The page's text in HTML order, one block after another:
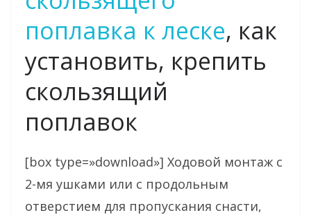
поплавка к леске, как
установить, крепить
скользящий
поплавок
[box type=»download»] Ходовой монтаж с
2-мя ушками или с продольным
отверстием для пропускания снасти,